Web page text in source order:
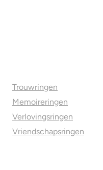
Trouwringen
Memoireringen
Verlovingsringen
Vriendschapsringen